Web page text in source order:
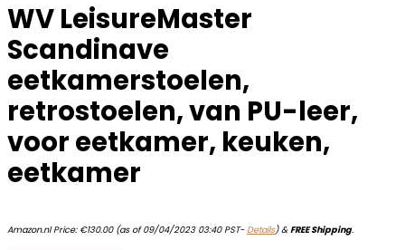
WV LeisureMaster
Scandinave
eetkamerstoelen,
retrostoelen, van PU-leer,
voor eetkamer, keuken,
eetkamer
Amazon.nl Price: €130.00(as of 09/04/2023 03:40 PST-Details)&FREE Shipping.